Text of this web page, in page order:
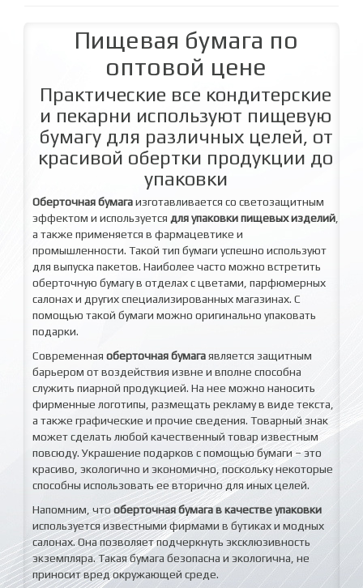
Пищевая бумага по
оптовой цене
Практические все кондитерские
и пекарни используют пищевую
бумагу для различных целей, от
красивой обертки продукции до
упаковки
Оберточная бумагаизготавливается со светозащитным
эффектом и используется для упаковки пищевых изделий
а также применяется в фармацевтике и
промышленности. Такой тип бумаги успешно используют
для выпуска пакетов. Наиболее часто можно встретить
оберточную бумагу в отделах с цветами, парфюмерных
салонах и других специализированных магазинах. С
помощью такой бумаги можно оригинально упаковать
подарки.
Современная оберточная бумагаявляется защитным
барьером от воздействия извне и вполне способна
служить пиарной продукцией. На нее можно наносить
фирменные логотипы, размещать рекламу в виде текста,
а также графические и прочие сведения. Товарный знак
может сделать любой качественный товар известным
повсюду. Украшение подарков с помощью бумаги – это
красиво, экологично и экономично, поскольку некоторые
способны использовать ее вторично для иных целей.
Напомним, чтооберточная бумага в качестве упаковки
используется известными фирмами в бутиках и модных
салонах. Она позволяет подчеркнуть эксклюзивность
экземпляра. Такая бумага безопасна и экологична, не
приносит вред окружающей среде.